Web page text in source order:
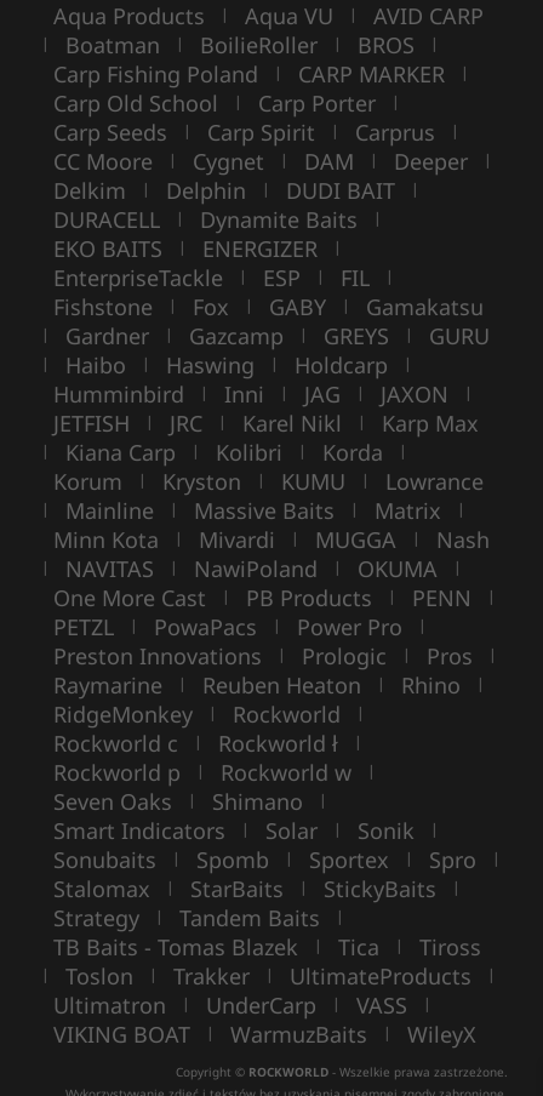
Aqua Products | Aqua VU | AVID CARP
| Boatman | BoilieRoller | BROS |
Carp Fishing Poland | CARP MARKER |
Carp Old School | Carp Porter |
Carp Seeds | Carp Spirit | Carprus |
CC Moore | Cygnet | DAM | Deeper |
Delkim | Delphin | DUDI BAIT |
DURACELL | Dynamite Baits |
EKO BAITS | ENERGIZER |
EnterpriseTackle | ESP | FIL |
Fishstone | Fox | GABY | Gamakatsu
| Gardner | Gazcamp | GREYS | GURU
| Haibo | Haswing | Holdcarp |
Humminbird | Inni | JAG | JAXON |
JETFISH | JRC | Karel Nikl | Karp Max
| Kiana Carp | Kolibri | Korda |
Korum | Kryston | KUMU | Lowrance
| Mainline | Massive Baits | Matrix |
Minn Kota | Mivardi | MUGGA | Nash
| NAVITAS | NawiPoland | OKUMA |
One More Cast | PB Products | PENN |
PETZL | PowaPacs | Power Pro |
Preston Innovations | Prologic | Pros |
Raymarine | Reuben Heaton | Rhino |
RidgeMonkey | Rockworld |
Rockworld c | Rockworld ł |
Rockworld p | Rockworld w |
Seven Oaks | Shimano |
Smart Indicators | Solar | Sonik |
Sonubaits | Spomb | Sportex | Spro |
Stalomax | StarBaits | StickyBaits |
Strategy | Tandem Baits |
TB Baits - Tomas Blazek | Tica | Tiross
| Toslon | Trakker | UltimateProducts |
Ultimatron | UnderCarp | VASS |
VIKING BOAT | WarmuzBaits | WileyX
Copyright © ROCKWORLD - Wszelkie prawa zastrzeżone.